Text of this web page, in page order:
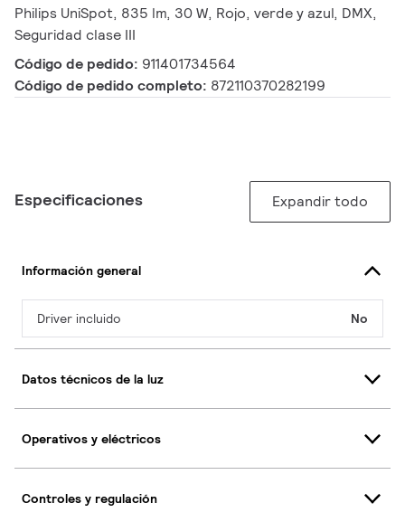
Philips UniSpot, 835 lm, 30 W, Rojo, verde y azul, DMX,
Seguridad clase III
Código de pedido: 911401734564
Código de pedido completo: 872110370282199
Especificaciones Expandir todo
Información general
Driver incluido No
Datos técnicos de la luz
Operativos y eléctricos
Controles y regulación